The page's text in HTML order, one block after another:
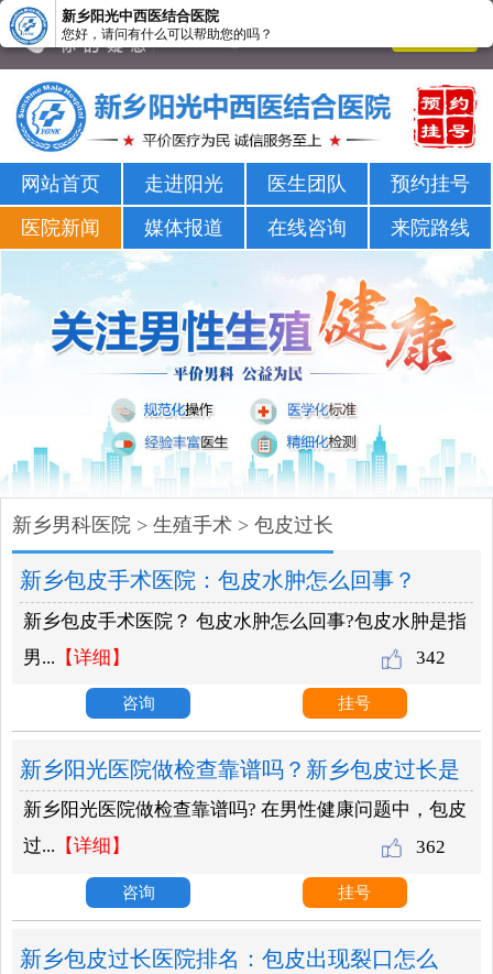
新乡男科医院-新乡市正规男科医院-新乡阳光男科医院
网站首页 走进阳光 医生团队
预约挂号
医院新闻
媒体报道 在线咨询 来院路线
新乡男科医院 >生殖手术 >包皮过长
新乡包皮手术医院：包皮水肿怎么回事？
342
新乡包皮手术医院？ 包皮水肿怎么回事?包皮水肿是指
男... 【详细】
咨询 挂号
新乡阳光医院做检查靠谱吗？新乡包皮过长是
否会导致早泄？
362
新乡阳光医院做检查靠谱吗? 在男性健康问题中，包皮
过... 【详细】
咨询 挂号
新乡包皮过长医院排名：包皮出现裂口怎么
新乡阳光中西医结合医院
您好，请问有什么可以帮助您的吗？